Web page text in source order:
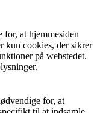
for, at hjemmesiden
kun cookies, der sikrer
på webstedet.
for, at